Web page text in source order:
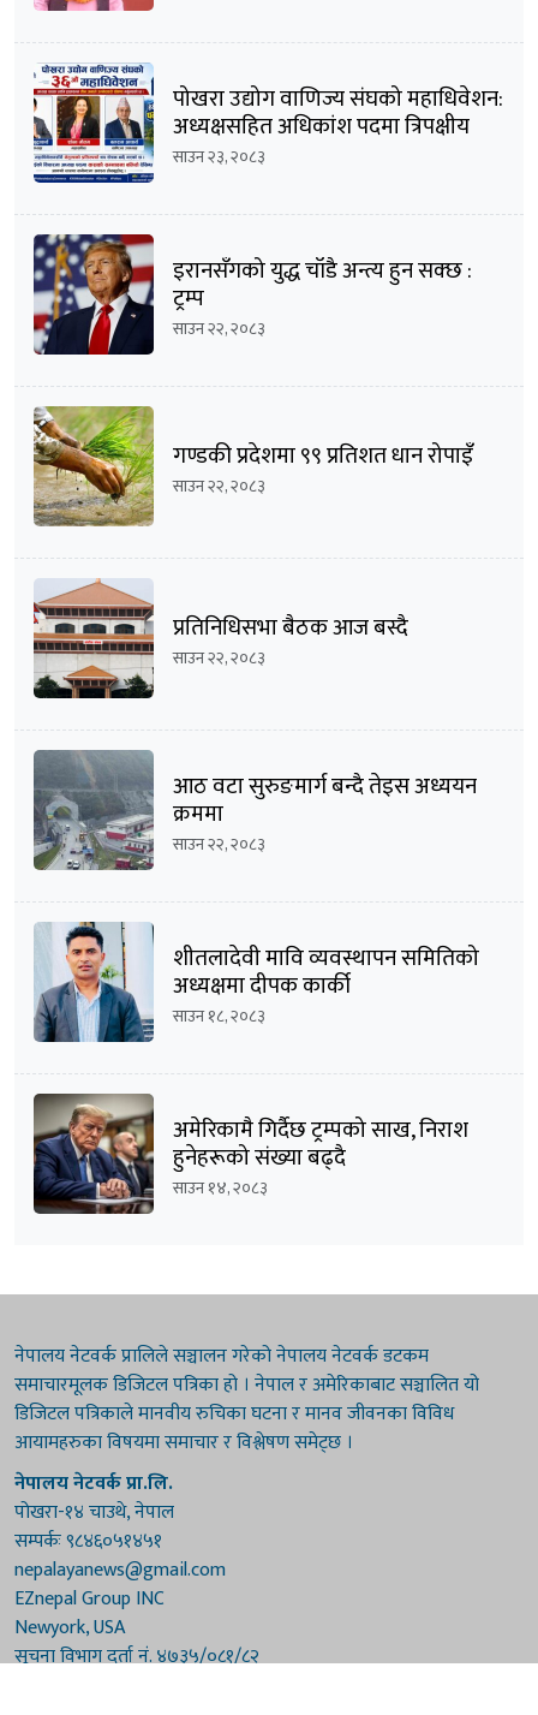
पोखरा उद्योग वाणिज्य संघको महाधिवेशन:
अध्यक्षसहित अधिकांश पदमा त्रिपक्षीय
भिडन्तको सम्भावना
साउन २३, २०८३
इरानसँगको युद्ध चाँडै अन्त्य हुन सक्छ :
ट्रम्प
साउन २२, २०८३
गण्डकी प्रदेशमा ९९ प्रतिशत धान रोपाइँ
साउन २२, २०८३
प्रतिनिधिसभा बैठक आज बस्दै
साउन २२, २०८३
आठ वटा सुरुङमार्ग बन्दै तेइस अध्ययन
क्रममा
साउन २२, २०८३
शीतलादेवी मावि व्यवस्थापन समितिको
अध्यक्षमा दीपक कार्की
साउन १८, २०८३
अमेरिकामै गिर्दैछ ट्रम्पको साख, निराश
हुनेहरूको संख्या बढ्दै
साउन १४, २०८३
नेपालय नेटवर्क प्रालिले सञ्चालन गरेको नेपालय नेटवर्क डटकम
समाचारमूलक डिजिटल पत्रिका हो । नेपाल र अमेरिकाबाट सञ्चालित यो
डिजिटल पत्रिकाले मानवीय रुचिका घटना र मानव जीवनका विविध
आयामहरुका विषयमा समाचार र विश्लेषण समेट्छ ।
नेपालय नेटवर्क प्रा.लि.
पोखरा-१४ चाउथे, नेपाल
सम्पर्कः ९८४६०५१४५१
nepalayanews@gmail.com
EZnepal Group INC
Newyork, USA
सूचना विभाग दर्ता नं. ४७३५/०८१/८२